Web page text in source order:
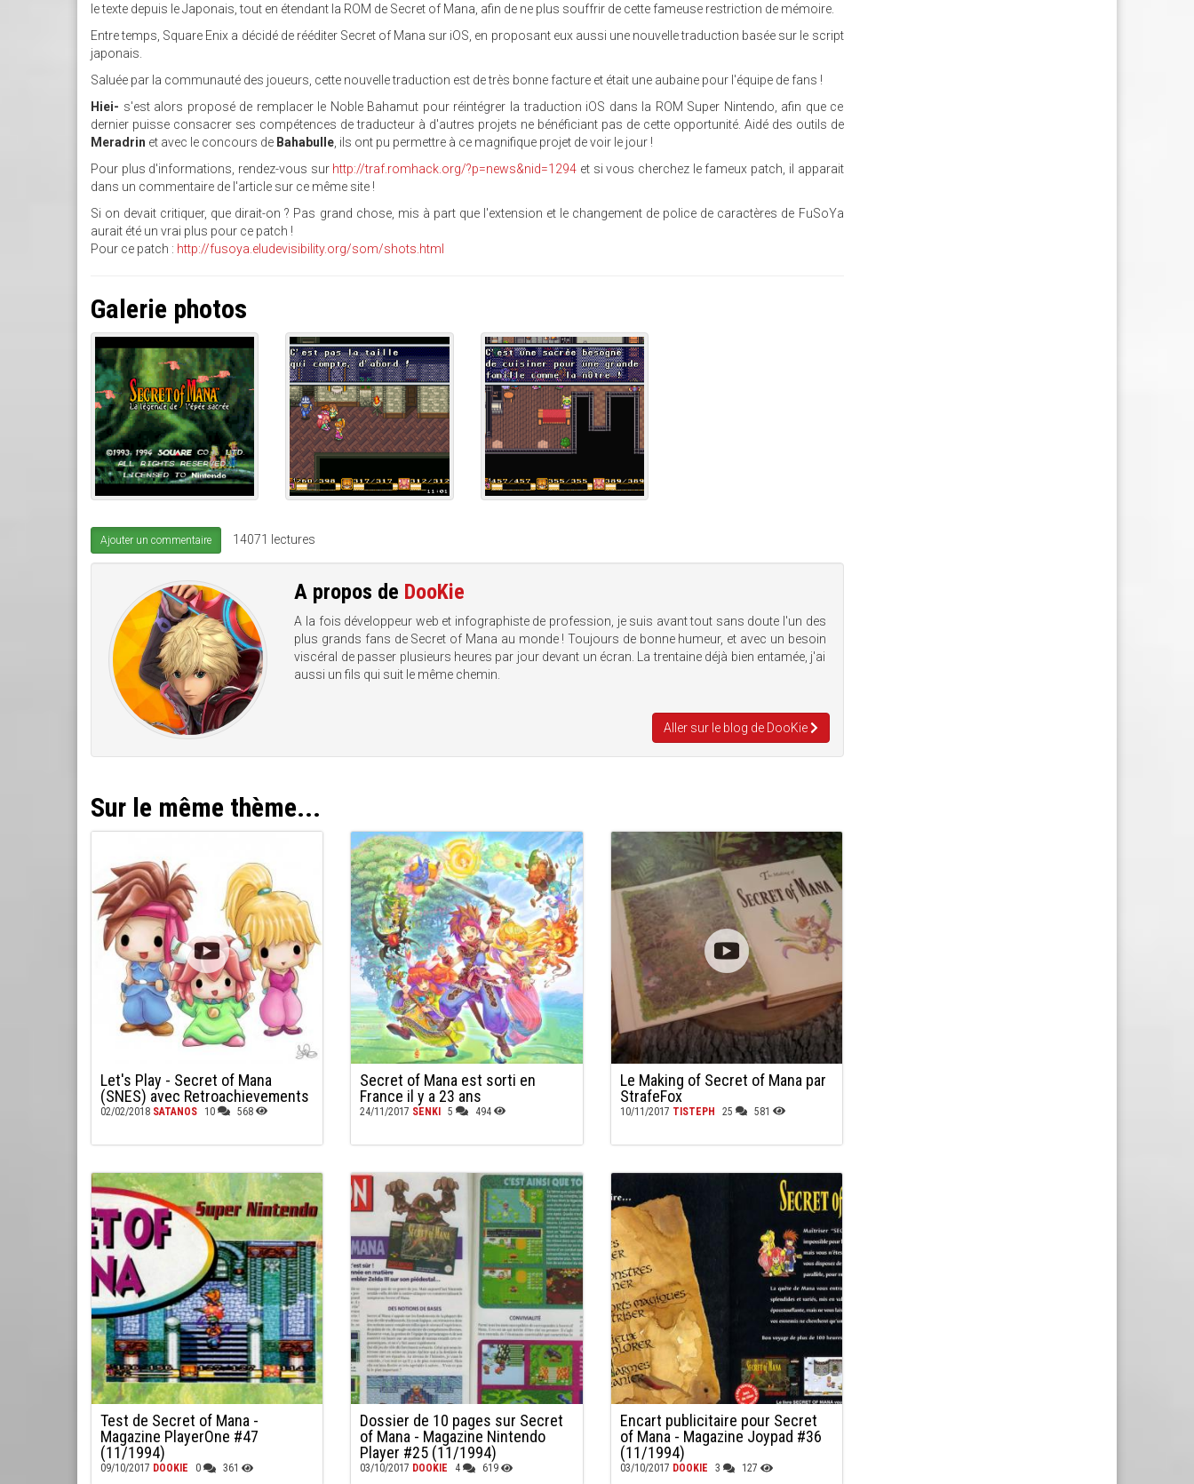
le texte depuis le Japonais, tout en étendant la ROM de Secret of Mana, afin de ne plus souffrir de cette fameuse restriction de mémoire.
Entre temps, Square Enix a décidé de rééditer Secret of Mana sur iOS, en proposant eux aussi une nouvelle traduction basée sur le script
japonais.
Saluée par la communauté des joueurs, cette nouvelle traduction est de très bonne facture et était une aubaine pour l'équipe de fans !
Hiei- s'est alors proposé de remplacer le Noble Bahamut pour réintégrer la traduction iOS dans la ROM Super Nintendo, afin que ce
dernier puisse consacrer ses compétences de traducteur à d'autres projets ne bénéficiant pas de cette opportunité. Aidé des outils de
Meradrin et avec le concours de Bahabulle , ils ont pu permettre à ce magnifique projet de voir le jour !
Pour plus d'informations, rendez-vous sur http://traf.romhack.org/?p=news&nid=1294 et si vous cherchez le fameux patch, il apparait
dans un commentaire de l'article sur ce même site !
Si on devait critiquer, que dirait-on ? Pas grand chose, mis à part que l'extension et le changement de police de caractères de FuSoYa
aurait été un vrai plus pour ce patch !
Pour ce patch : http://fusoya.eludevisibility.org/som/shots.html
Galerie photos
Ajouter un commentaire 14071 lectures
A propos de DooKie
A la fois développeur web et infographiste de profession, je suis avant tout sans doute l'un des
plus grands fans de Secret of Mana au monde ! Toujours de bonne humeur, et avec un besoin
viscéral de passer plusieurs heures par jour devant un écran. La trentaine déjà bien entamée, j'ai
aussi un fils qui suit le même chemin.
Aller sur le blog de DooKie
Sur le même thème...
Let's Play - Secret of Mana
(SNES) avec Retroachievements
02/02/2018 SATANOS 10 568
Secret of Mana est sorti en
France il y a 23 ans
24/11/2017 SENKI 5 494
Le Making of Secret of Mana par
StrafeFox
10/11/2017 TISTEPH 25 581
Test de Secret of Mana -
Magazine PlayerOne #47
(11/1994)
09/10/2017 DOOKIE 0 361
Dossier de 10 pages sur Secret
of Mana - Magazine Nintendo
Player #25 (11/1994)
03/10/2017 DOOKIE 4 619
Encart publicitaire pour Secret
of Mana - Magazine Joypad #36
(11/1994)
03/10/2017 DOOKIE 3 127